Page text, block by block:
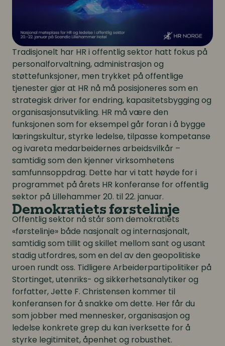
Tradisjonelt har HR i offentlig sektor hatt fokus på
personalforvaltning, administrasjon og
støttefunksjoner, men trykket på offentlige
tjenester gjør at HR nå må posisjoneres som en
strategisk driver for endring, kapasitetsbygging og
organisasjonsutvikling. HR må være den
funksjonen som for eksempel går foran i å bygge
læringskultur, styrke ledelse, tilpasse kompetanse
og ivareta medarbeidernes arbeidsvilkår –
samtidig som den kjenner virksomhetens
samfunnsoppdrag. Dette har vi tatt høyde for i
programmet på årets HR konferanse for offentlig
sektor på Lillehammer 20. til 22. januar.
Demokratiets førstelinje
Offentlig sektor nå står som demokratiets
«førstelinje» både nasjonalt og internasjonalt,
samtidig som tillit og skillet mellom sant og usant
stadig utfordres, som en del av den geopolitiske
uroen rundt oss. Tidligere Arbeiderpartipolitiker på
Stortinget, utenriks- og sikkerhetsanalytiker og
forfatter, Jette F. Christensen kommer til
konferansen for å snakke om dette. Her får du
som jobber med mennesker, organisasjon og
ledelse konkrete grep du kan iverksette for å
styrke legitimitet, åpenhet og robusthet.